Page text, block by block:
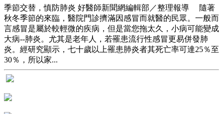
季節交替，慎防肺炎 好醫師新聞網編輯部／整理報導 隨著
秋冬季節的來臨，醫院門診擠滿因感冒而就醫的民眾。一般而
言感冒是屬於較輕微的疾病，但是當您拖太久，小病可能變成
大病--肺炎。尤其是老年人，若罹患流行性感冒更易併發肺
炎。經研究顯示，七十歲以上罹患肺炎者其死亡率可達25％至
30％，所以家...